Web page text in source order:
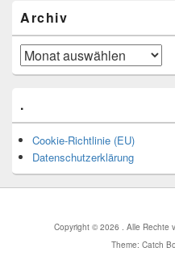
Archiv
Archiv
.
Cookie-Richtlinie (EU)
Datenschutzerklärung
Copyright © 2026 . Alle Rechte
Theme: Catch